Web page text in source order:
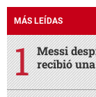
MÁS LEÍDAS
Messi
recibió